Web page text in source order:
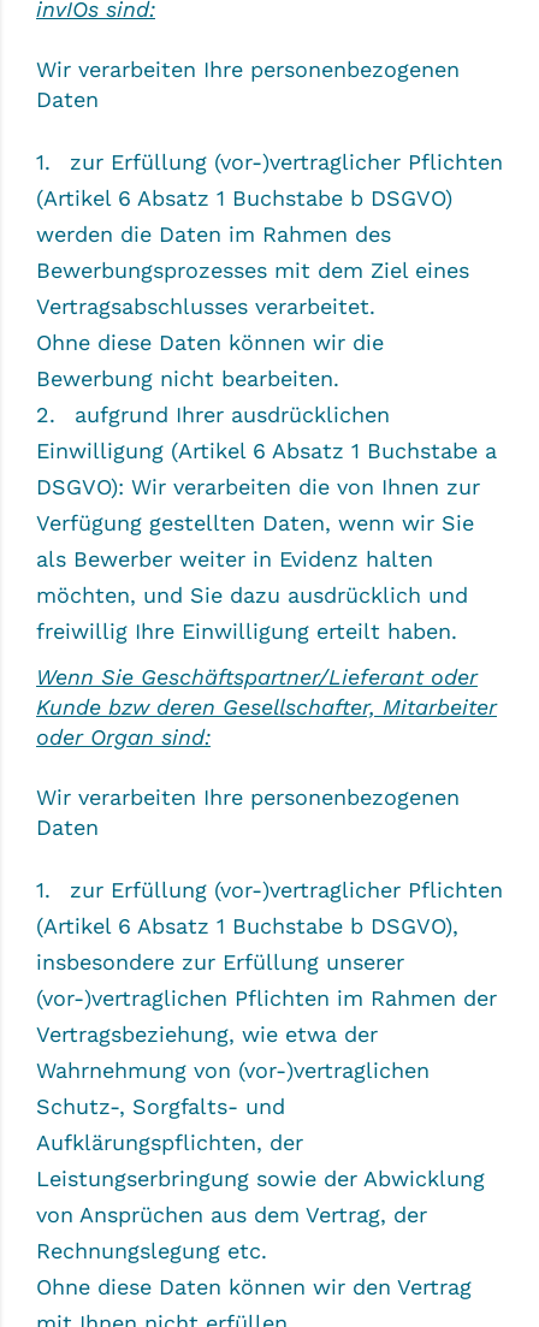
invIOs sind:
Wir verarbeiten Ihre personenbezogenen
Daten
zur Erfüllung (vor-)vertraglicher Pflichten
(Artikel 6 Absatz 1 Buchstabe b DSGVO)
werden die Daten im Rahmen des
Bewerbungsprozesses mit dem Ziel eines
Vertragsabschlusses verarbeitet.
Ohne diese Daten können wir die
Bewerbung nicht bearbeiten.
aufgrund Ihrer ausdrücklichen
Einwilligung (Artikel 6 Absatz 1 Buchstabe a
DSGVO): Wir verarbeiten die von Ihnen zur
Verfügung gestellten Daten, wenn wir Sie
als Bewerber weiter in Evidenz halten
möchten, und Sie dazu ausdrücklich und
freiwillig Ihre Einwilligung erteilt haben.
Wenn Sie Geschäftspartner/Lieferant oder
Kunde bzw deren Gesellschafter, Mitarbeiter
oder Organ sind:
Wir verarbeiten Ihre personenbezogenen
Daten
zur Erfüllung (vor-)vertraglicher Pflichten
(Artikel 6 Absatz 1 Buchstabe b DSGVO),
insbesondere zur Erfüllung unserer
(vor-)vertraglichen Pflichten im Rahmen der
Vertragsbeziehung, wie etwa der
Wahrnehmung von (vor-)vertraglichen
Schutz-, Sorgfalts- und
Aufklärungspflichten, der
Leistungserbringung sowie der Abwicklung
von Ansprüchen aus dem Vertrag, der
Rechnungslegung etc.
Ohne diese Daten können wir den Vertrag